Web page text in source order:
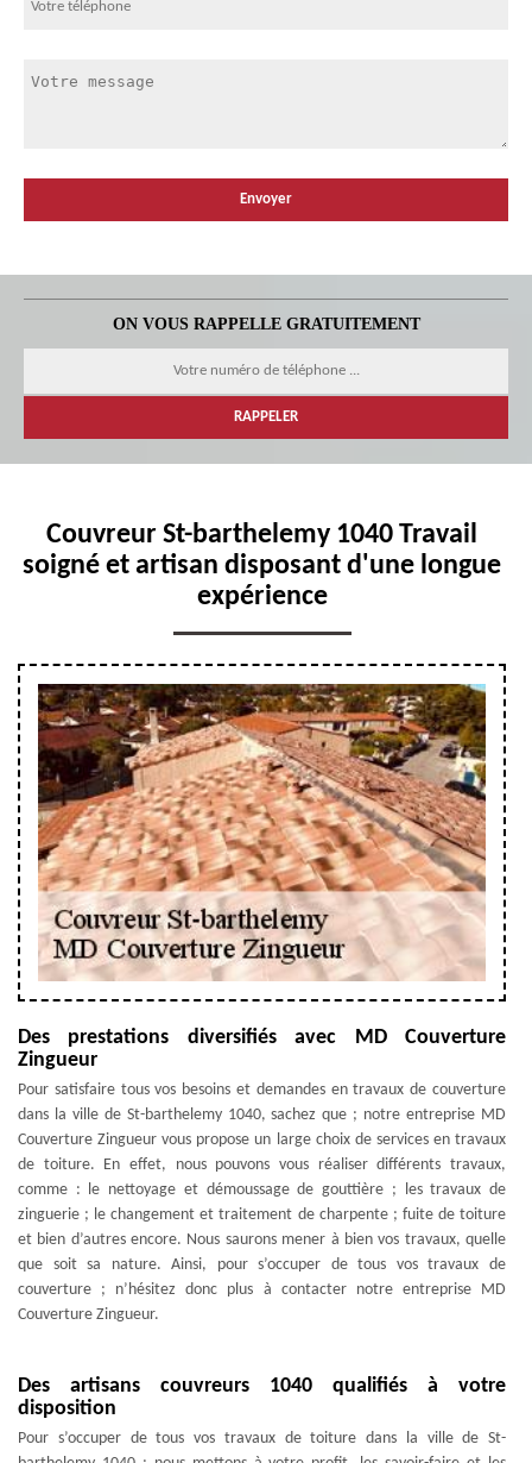
ON VOUS RAPPELLE GRATUITEMENT
Couvreur St-barthelemy 1040 Travail
soigné et artisan disposant d'une longue
expérience
Des prestations diversifiés avec MD Couverture
Zingueur
Pour satisfaire tous vos besoins et demandes en travaux de couverture
dans la ville de St-barthelemy 1040, sachez que ; notre entreprise MD
Couverture Zingueur vous propose un large choix de services en travaux
de toiture. En effet, nous pouvons vous réaliser différents travaux,
comme : le nettoyage et démoussage de gouttière ; les travaux de
zinguerie ; le changement et traitement de charpente ; fuite de toiture
et bien d’autres encore. Nous saurons mener à bien vos travaux, quelle
que soit sa nature. Ainsi, pour s’occuper de tous vos travaux de
couverture ; n’hésitez donc plus à contacter notre entreprise MD
Couverture Zingueur.
Des artisans couvreurs 1040 qualifiés à votre
disposition
Pour s’occuper de tous vos travaux de toiture dans la ville de St-